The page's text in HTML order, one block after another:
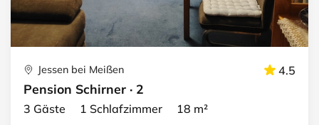
Jessen bei Meißen 4.5
Pension Schirner · 2
3 Gäste 1 Schlafzimmer 18 m²